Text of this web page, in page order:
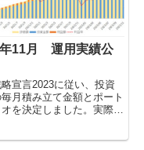
They emphasize a
that does not attempt to
market movements but
on maintaining an
ratio across various
sectors. For 2024,
plans to invest using
allocation method,
a balanced investment
without trying to time
decisions are
11月 運用実績公
宣言2023に従い、投資
月積み立て金額とポート
を決定しました。実際の